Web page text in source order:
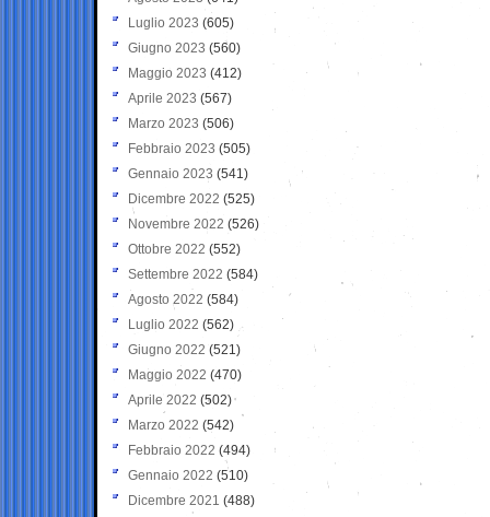
Luglio 2023 (605)
Giugno 2023 (560)
Maggio 2023 (412)
Aprile 2023 (567)
Marzo 2023 (506)
Febbraio 2023 (505)
Gennaio 2023 (541)
Dicembre 2022 (525)
Novembre 2022 (526)
Ottobre 2022 (552)
Settembre 2022 (584)
Agosto 2022 (584)
Luglio 2022 (562)
Giugno 2022 (521)
Maggio 2022 (470)
Aprile 2022 (502)
Marzo 2022 (542)
Febbraio 2022 (494)
Gennaio 2022 (510)
Dicembre 2021 (488)